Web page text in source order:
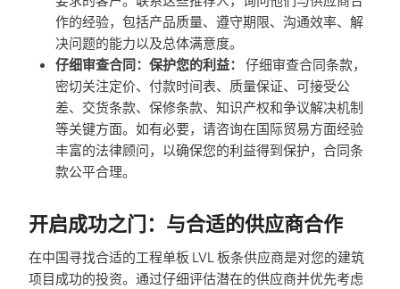
作的经验，包括产品质量、遵守期限、沟通效率、解
决问题的能力以及总体满意度。
仔细审查合同：保护您的利益：
仔细审查合同条款，
密切关注定价、付款时间表、质量保证、可接受公
差、交货条款、保修条款、知识产权和争议解决机制
等关键方面。如有必要，请咨询在国际贸易方面经验
丰富的法律顾问，以确保您的利益得到保护，合同条
款公平合理。
开启成功之门：与合适的供应商合作
在中国寻找合适的工程单板 LVL 板条供应商是对您的建筑
项目成功的投资。通过仔细评估潜在的供应商并优先考虑